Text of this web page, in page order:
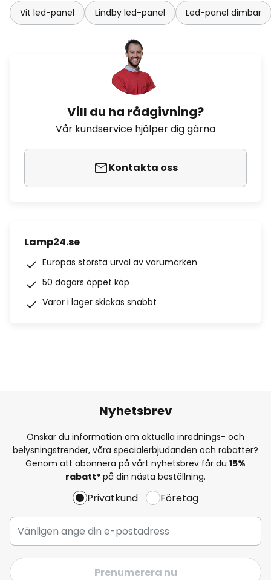
Vit led-panel Lindby led-panel Led-panel dimbar
Vill du ha rådgivning?
Vår kundservice hjälper dig gärna
Kontakta oss
Lamp24.se
Europas största urval av varumärken
50 dagars öppet köp
Varor i lager skickas snabbt
Nyhetsbrev
Önskar du information om aktuella inrednings- och
belysningstrender, våra specialerbjudanden och rabatter?
Genom att abonnera på vårt nyhetsbrev får du 15%
rabatt* på din nästa beställning.
Privatkund Företag
Prenumerera nu